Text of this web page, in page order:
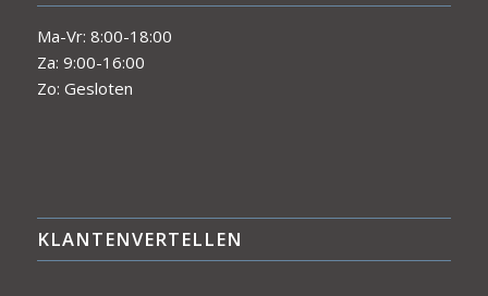
Ma-Vr: 8:00-18:00
Za: 9:00-16:00
Zo: Gesloten
KLANTENVERTELLEN